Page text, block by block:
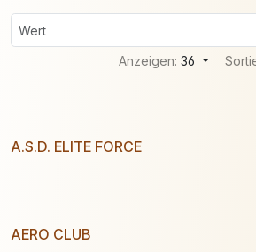
Anzeigen:36
A.S.D. ELITE FORCE
AERO CLUB